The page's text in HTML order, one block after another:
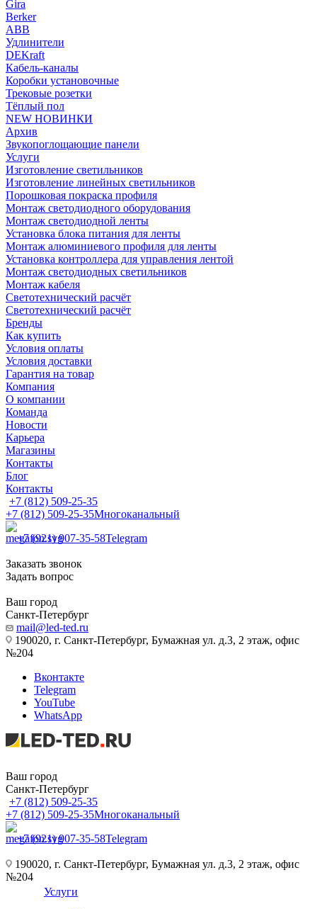
Gira
Berker
ABB
Удлинители
DEKraft
Кабель-каналы
Коробки установочные
Трековые розетки
Тёплый пол
NEW НОВИНКИ
Архив
Звукопоглощающие панели
Услуги
Изготовление светильников
Изготовление линейных светильников
Порошковая покраска профиля
Монтаж светодиодного оборудования
Монтаж светодиодной ленты
Установка блока питания для ленты
Монтаж алюминиевого профиля для ленты
Установка контроллера для управления лентой
Монтаж светодиодных светильников
Монтаж кабеля
Светотехнический расчёт
Светотехнический расчёт
Бренды
Как купить
Условия оплаты
Условия доставки
Гарантия на товар
Компания
О компании
Команда
Новости
Карьера
Магазины
Контакты
Блог
Контакты
+7 (812) 509-25-35
+7 (812) 509-25-35Многоканальный
+7 (921) 907-35-58Telegram
Заказать звонок
Задать вопрос
Ваш город
Санкт-Петербург
mail@led-ted.ru
190020, г. Санкт-Петербург, Бумажная ул. д.3, 2 этаж, офис
№204
Вконтакте
Telegram
YouTube
WhatsApp
Ваш город
Санкт-Петербург
+7 (812) 509-25-35
+7 (812) 509-25-35Многоканальный
+7 (921) 907-35-58Telegram
190020, г. Санкт-Петербург, Бумажная ул. д.3, 2 этаж, офис
№204
Услуги